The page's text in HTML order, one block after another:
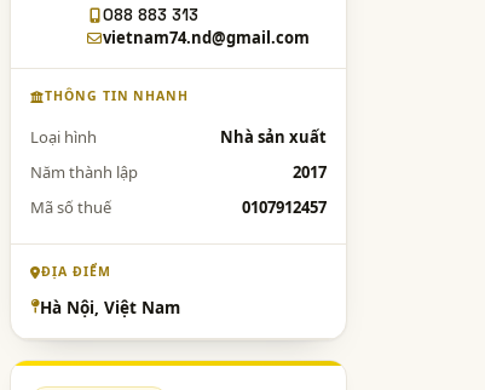
088 883 313
vietnam74.nd@gmail.com
THÔNG TIN NHANH
Loại hình
Nhà sản xuất
Năm thành lập
2017
Mã số thuế
0107912457
ĐỊA ĐIỂM
Hà Nội, Việt Nam